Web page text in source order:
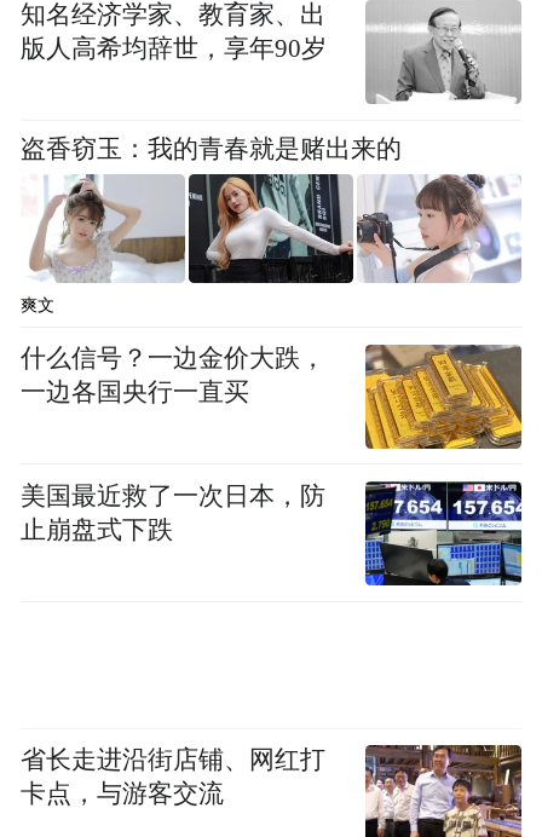
展。
项目幼儿班实行标准化，无论是硬件的提
升、场地的修缮还是教师培训，都遵循统一
化标准，符合起点幼儿班的质量标准；项目
从前期调查、落地实施到结项反馈都实行规
3.先进理念，特色课程
根据乡村幼儿园实际具体情况，引进特色课
程，注重每一个孩子的潜能和天性，让其获
项目一直与国内前沿的学前教育机构深度合
知名经济学家、教育家、出
版人高希均辞世，享年90岁
盗香窃玉：我的青春就是赌出来的
爽文
什么信号？一边金价大跌，
一边各国央行一直买
美国最近救了一次日本，防
止崩盘式下跌
省长走进沿街店铺、网红打
卡点，与游客交流